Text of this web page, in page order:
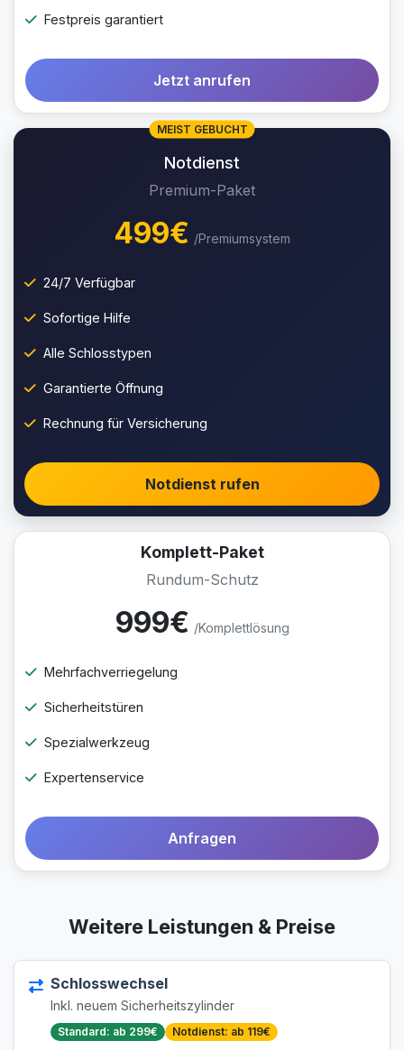
Festpreis garantiert
Jetzt anrufen
MEIST GEBUCHT
Notdienst
Premium-Paket
499€ /Premiumsystem
24/7 Verfügbar
Sofortige Hilfe
Alle Schlosstypen
Garantierte Öffnung
Rechnung für Versicherung
Notdienst rufen
Komplett-Paket
Rundum-Schutz
999€ /Komplettlösung
Mehrfachverriegelung
Sicherheitstüren
Spezialwerkzeug
Expertenservice
Anfragen
Weitere Leistungen & Preise
Schlosswechsel
Inkl. neuem Sicherheitszylinder
Standard: ab 299€ Notdienst: ab 119€